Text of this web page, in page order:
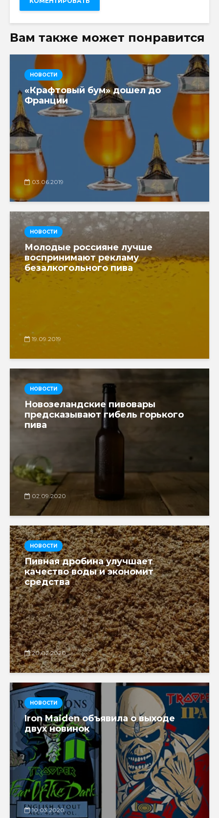
Вам также может понравится
НОВОСТИ
«Крафтовый бум» дошел до
Франции
03.06.2019
НОВОСТИ
Молодые россияне лучше
воспринимают рекламу
безалкогольного пива
19.09.2019
НОВОСТИ
Новозеландские пивовары
предсказывают гибель горького
пива
02.09.2020
НОВОСТИ
Пивная дробина улучшает
качество воды и экономит
средства
20.02.2020
НОВОСТИ
Iron Maiden объявила о выходе
двух новинок
10.03.2020